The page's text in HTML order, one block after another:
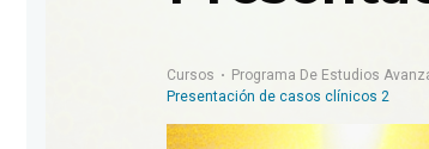
Cursos Programa De Estudios
Presentación de casos clínicos 2